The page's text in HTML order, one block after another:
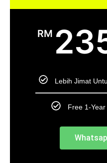
RM
Lebih Jimat
Free 1-